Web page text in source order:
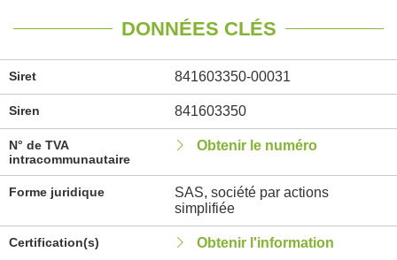
DONNÉES CLÉS
Siret 841603350-00031
Siren 841603350
N° de TVA
intracommunautaire
Obtenir le numéro
Forme juridique
SAS, société par actions
simplifiée
Certification(s) Obtenir l'information